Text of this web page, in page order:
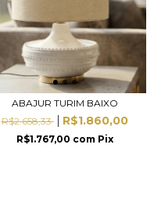
ABAJUR TURIM BAIXO
R$2.658,33
R$1.860,00
R$1.767,00 com Pix